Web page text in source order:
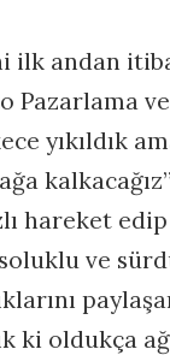
ilk andan
yıkıldık
hareket
ve
ki oldukça